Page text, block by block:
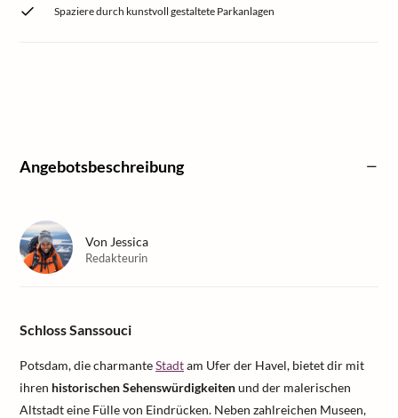
Spaziere durch kunstvoll gestaltete Parkanlagen
Angebotsbeschreibung
Schloss Sanssouci
Potsdam, die charmanteStadtam Ufer der Havel, bietet dir mit
ihren historischen Sehenswürdigkeitenund der malerischen
Altstadt eine Fülle von Eindrücken. Neben zahlreichen Museen,
Von Jessica
Redakteurin